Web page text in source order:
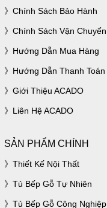
Chính Sách Bảo Hành
Chính Sách Vận Chuyển
Hướng Dẫn Mua Hàng
Hướng Dẫn Thanh Toán
Giới Thiệu ACADO
Liên Hệ ACADO
SẢN PHẨM CHÍNH
Thiết Kế Nội Thất
Tủ Bếp Gỗ Tự Nhiên
Tủ Bếp Gỗ Công Nghiệp